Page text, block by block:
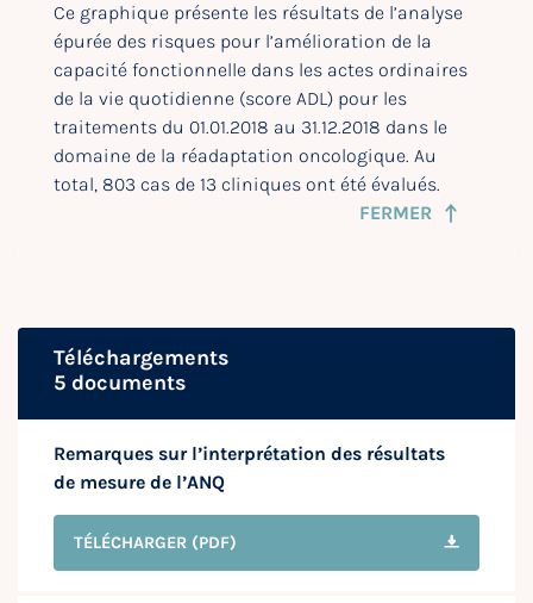
Ce graphique présente les résultats de l’analyse
épurée des risques pour l’amélioration de la
capacité fonctionnelle dans les actes ordinaires
de la vie quotidienne (score ADL) pour les
traitements du 01.01.2018 au 31.12.2018 dans le
domaine de la réadaptation oncologique. Au
total, 803 cas de 13 cliniques ont été évalués.
FERMER
Téléchargements
5 documents
Remarques sur l’interprétation des résultats
de mesure de l’ANQ
TÉLÉCHARGER (PDF)